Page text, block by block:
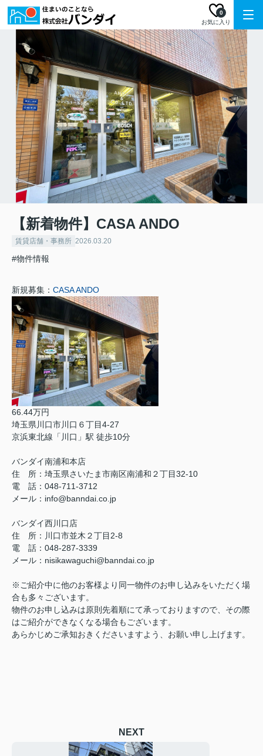
お気に入り
0
【新着物件】CASA ANDO
賃貸店舗・事務所 2026.03.20
#物件情報
新規募集： CASA ANDO
66.44万円
埼玉県川口市川口６丁目4-27
京浜東北線「川口」駅 徒歩10分
バンダイ南浦和本店
住 所：埼玉県さいたま市南区南浦和２丁目32-10
電 話：048-711-3712
メール：info@banndai.co.jp
バンダイ西川口店
住 所：川口市並木２丁目2-8
電 話：048-287-3339
メール：nisikawaguchi@banndai.co.jp
※ご紹介中に他のお客様より同一物件のお申し込みをいただく場
合も多々ございます。
物件のお申し込みは原則先着順にて承っておりますので、その際
はご紹介ができなくなる場合もございます。
あらかじめご承知おきくださいますよう、お願い申し上げます。
NEXT